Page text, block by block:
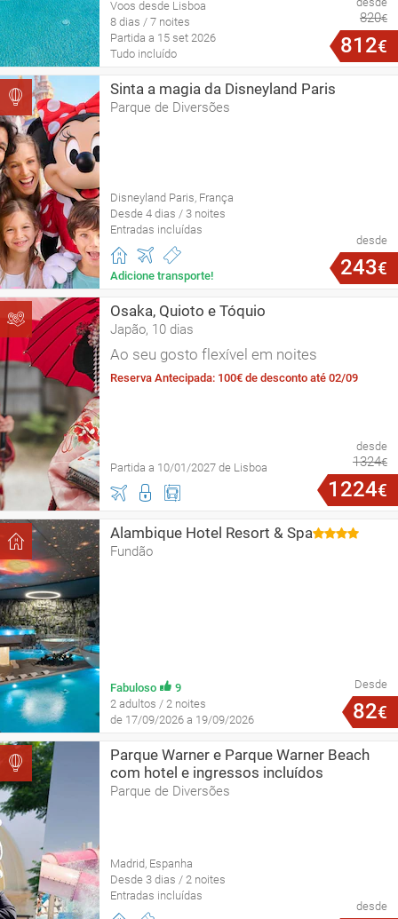
Voos desde Lisboa
8 dias / 7 noites
Partida a 15 set 2026
Tudo incluído
820€
812€
Sinta a magia da Disneyland Paris
Parque de Diversões
Disneyland Paris, França
Desde 4 dias / 3 noites
Entradas incluídas
Adicione transporte!
desde
243€
Osaka, Quioto e Tóquio
Japão, 10 dias
Ao seu gosto flexível em noites
Reserva Antecipada: 100€ de desconto até 02/09
Partida a 10/01/2027 de Lisboa
desde
1324€
1224€
Alambique Hotel Resort & Spa
Fundão
Fabuloso
9
2 adultos / 2 noites
de 17/09/2026 a 19/09/2026
Desde
82€
Parque Warner e Parque Warner Beach
com hotel e ingressos incluídos
Parque de Diversões
Madrid, Espanha
Desde 3 dias / 2 noites
Entradas incluídas
desde